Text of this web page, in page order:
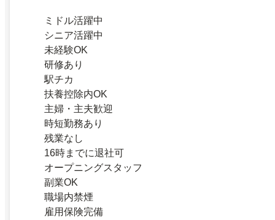
ミドル活躍中
シニア活躍中
未経験OK
研修あり
駅チカ
扶養控除内OK
主婦・主夫歓迎
時短勤務あり
残業なし
16時までに退社可
オープニングスタッフ
副業OK
職場内禁煙
雇用保険完備